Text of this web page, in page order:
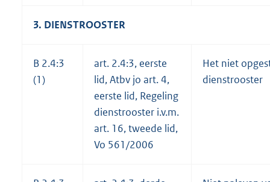
3. DIENSTROOSTER
B 2.4:3
(1)
art. 2.4:3, eerste
lid, Atbv jo art. 4,
eerste lid, Regeling
dienstrooster i.v.m.
art. 16, tweede lid,
Vo 561/2006
Het niet
dienstrooster